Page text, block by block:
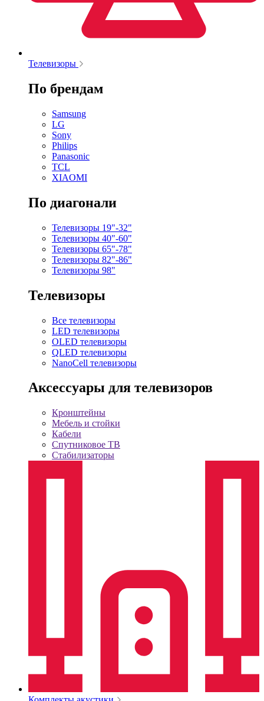
Телевизоры
По брендам
Samsung
LG
Sony
Philips
Panasonic
TCL
XIAOMI
По диагонали
Телевизоры 19"-32"
Телевизоры 40"-60"
Телевизоры 65"-78"
Телевизоры 82"-86"
Телевизоры 98"
Телевизоры
Все телевизоры
LED телевизоры
OLED телевизоры
QLED телевизоры
NanoCell телевизоры
Аксессуары для телевизоров
Кронштейны
Мебель и стойки
Кабели
Спутниковое ТВ
Стабилизаторы